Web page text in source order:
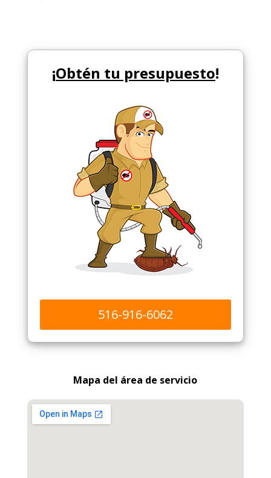
¡Obtén tu presupuesto!
516-916-6062
Mapa del área de servicio